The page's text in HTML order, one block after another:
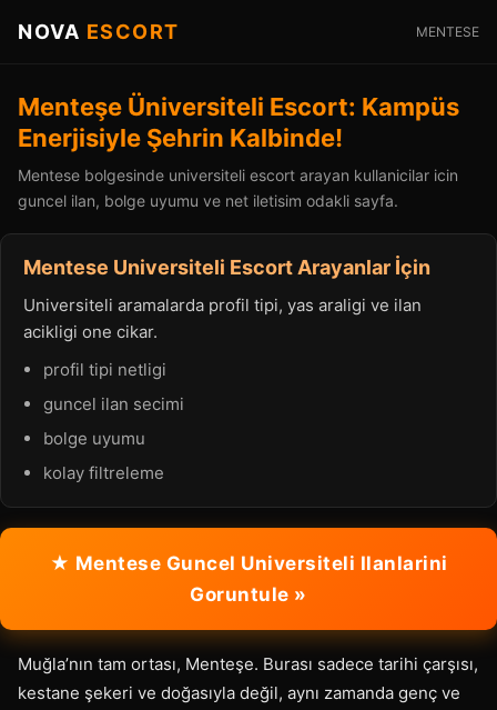
NOVA ESCORT MENTESE
Menteşe Üniversiteli Escort: Kampüs
Enerjisiyle Şehrin Kalbinde!
Mentese bolgesinde universiteli escort arayan kullanicilar icin
guncel ilan, bolge uyumu ve net iletisim odakli sayfa.
Mentese Universiteli Escort Arayanlar İçin
Universiteli aramalarda profil tipi, yas araligi ve ilan
acikligi one cikar.
profil tipi netligi
guncel ilan secimi
bolge uyumu
kolay filtreleme
★ Mentese Guncel Universiteli Ilanlarini
Goruntule »
Muğla’nın tam ortası, Menteşe. Burası sadece tarihi çarşısı,
kestane şekeri ve doğasıyla değil, aynı zamanda genç ve